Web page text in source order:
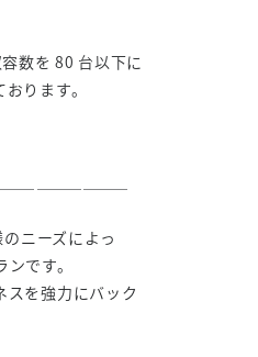
数を 80 台以下に
ります。
ニーズによっ
です。
スを強力にバック